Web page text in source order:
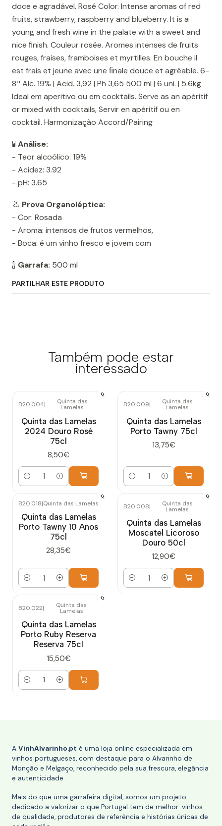
doce e agradável. Rosé Color. Intense aromas of red
fruits, strawberry, raspberry and blueberry. It is a
young and fresh wine in the palate with a sweet and
nice ﬁnish. Couleur rosée. Aromes intenses de fruits
rouges, fraises, framboises et myrtilles. En bouche il
est frais et jeune avec une ﬁnale douce et agréable. 6-
8ª Alc. 19% | Acid. 3,92 | Ph 3,65 500 ml | 6 uni. | 5.6kg
Ideal em aperitivo ou em cocktails. Serve as an apéritif
or mixed with cocktails, Servir en apéritif ou en
cocktail. Harmonização Accord/Pairing
🧪 Análise:
- Teor alcoólico: 19%
- Acidez: 3.92
- pH: 3.65
👃 Prova Organoléptica:
- Cor: Rosada
- Aroma: intensos de frutos vermelhos,
- Boca: é um vinho fresco e jovem com
🍾 Garrafa: 500 ml
PARTILHAR ESTE PRODUTO
Também pode estar
interessado
B20.004| Quinta das
Lamelas
Quinta das Lamelas
2024 Douro Rosé
75cl
8,50€
Quantidade
B20.009| Quinta das
Lamelas
Quinta das Lamelas
Porto Tawny 75cl
13,75€
Quantidade
B20.018|Quinta das Lamelas
Quinta das Lamelas
Porto Tawny 10 Anos
75cl
28,35€
Quantidade
B20.008| Quinta das
Lamelas
Quinta das Lamelas
Moscatel Licoroso
Douro 50cl
12,90€
Quantidade
B20.022| Quinta das
Lamelas
Quinta das Lamelas
Porto Ruby Reserva
Reserva 75cl
15,50€
Quantidade
A VinhAlvarinho.pt é uma loja online especializada em
vinhos portugueses, com destaque para o Alvarinho de
Monção e Melgaço, reconhecido pela sua frescura, elegância
e autenticidade.
Mais do que uma garrafeira digital, somos um projeto
dedicado a valorizar o que Portugal tem de melhor: vinhos
de qualidade, produtores de referência e histórias únicas de